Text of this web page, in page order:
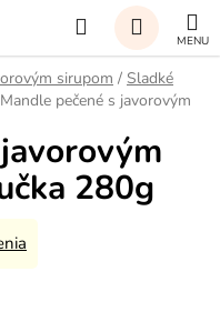
Hľadať
KOŠÍK
sirupom / Sladké
Mandle pečené s javorovým
280g